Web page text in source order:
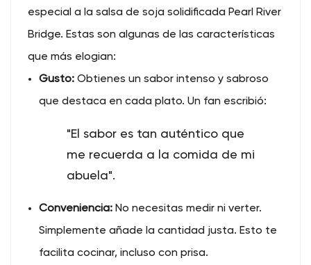
especial a la salsa de soja solidificada Pearl River
Bridge. Estas son algunas de las características
que más elogian:
Gusto: Obtienes un sabor intenso y sabroso
que destaca en cada plato. Un fan escribió:
"El sabor es tan auténtico que
me recuerda a la comida de mi
abuela".
Conveniencia: No necesitas medir ni verter.
Simplemente añade la cantidad justa. Esto te
facilita cocinar, incluso con prisa.